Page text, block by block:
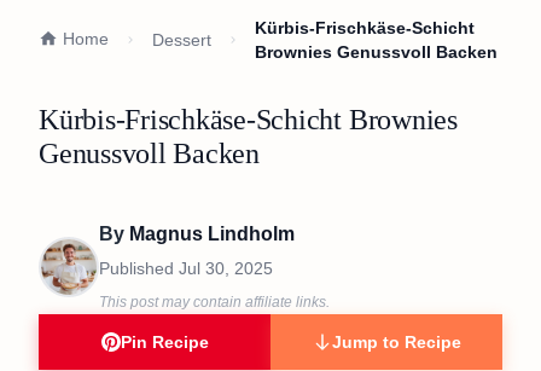
Home Dessert
Kürbis-Frischkäse-Schicht
Brownies Genussvoll Backen
Kürbis-Frischkäse-Schicht Brownies
Genussvoll Backen
By Magnus Lindholm
Published Jul 30, 2025
This post may contain affiliate links.
Pin Recipe Jump to Recipe